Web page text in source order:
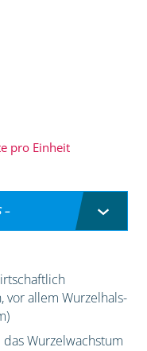
pro Einheit
–
allem Wurzelhals-
Wurzelwachstum